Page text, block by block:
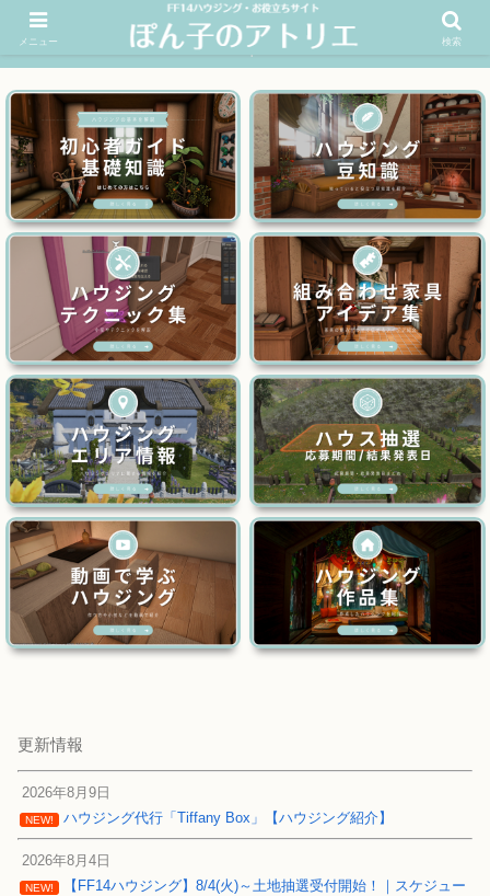
FF14ハウジングお役立ちサイト│ぽん子のアトリエを応援 >>
更新情報
2026年8月9日
NEW! ハウジング代行「Tiffany Box」【ハウジング紹介】
2026年8月4日
NEW!
【FF14ハウジング】8/4(火)～土地抽選受付開始！｜スケジュー
メニュー 検索